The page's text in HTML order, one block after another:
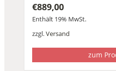
€889,00
Enthält 19% MwSt.
zzgl.Versand
zum